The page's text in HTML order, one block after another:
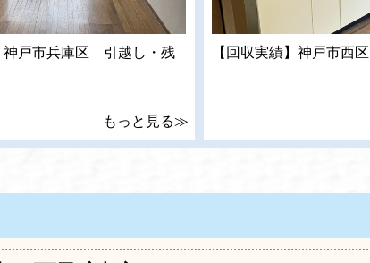
神戸市兵庫区 引越し・残
もっと見る≫
【回収実績】神戸市西